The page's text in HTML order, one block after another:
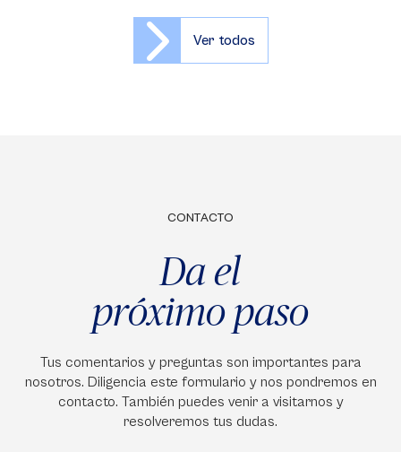
Ver todos
CONTACTO
Da el
próximo paso
Tus comentarios y preguntas son importantes para
nosotros. Diligencia este formulario y nos pondremos en
contacto. También puedes venir a visitarnos y
resolveremos tus dudas.